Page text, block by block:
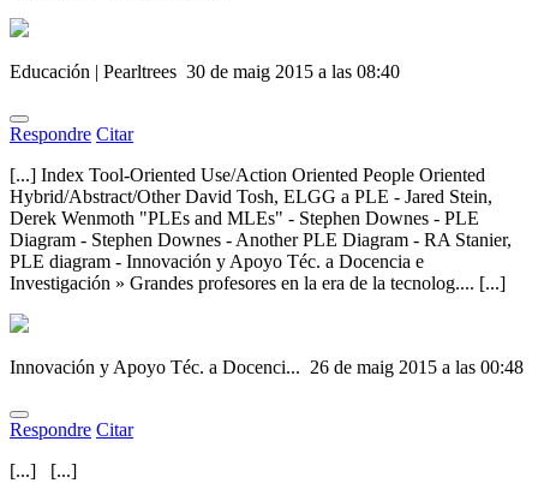
Educación | Pearltrees 30 de maig 2015 a las 08:40
Respondre Citar
[...] Index Tool-Oriented Use/Action Oriented People Oriented
Hybrid/Abstract/Other David Tosh, ELGG a PLE - Jared Stein,
Derek Wenmoth "PLEs and MLEs" - Stephen Downes - PLE
Diagram - Stephen Downes - Another PLE Diagram - RA Stanier,
PLE diagram - Innovación y Apoyo Téc. a Docencia e
Investigación » Grandes profesores en la era de la tecnolog.... [...]
Innovación y Apoyo Téc. a Docenci... 26 de maig 2015 a las 00:48
Respondre Citar
[...] [...]